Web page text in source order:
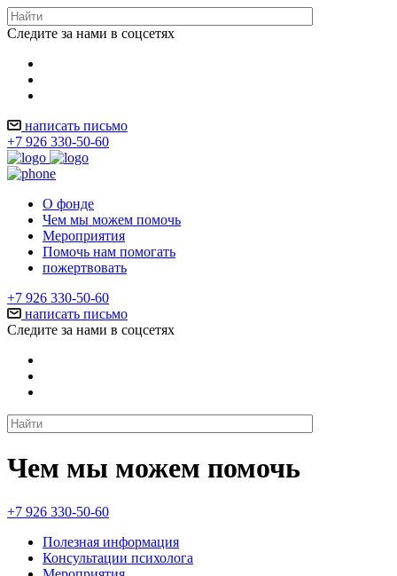
Следите за нами в соцсетях
написать письмо
+7 926 330-50-60
О фонде
Чем мы можем помочь
Мероприятия
Помочь нам помогать
пожертвовать
+7 926 330-50-60
написать письмо
Следите за нами в соцсетях
Чем мы можем помочь
+7 926 330-50-60
Полезная информация
Консультации психолога